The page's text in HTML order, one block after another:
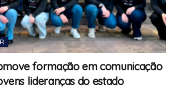
formação em comunicação
lideranças do estado